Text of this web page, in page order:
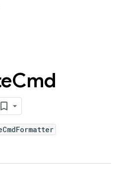
Cmd